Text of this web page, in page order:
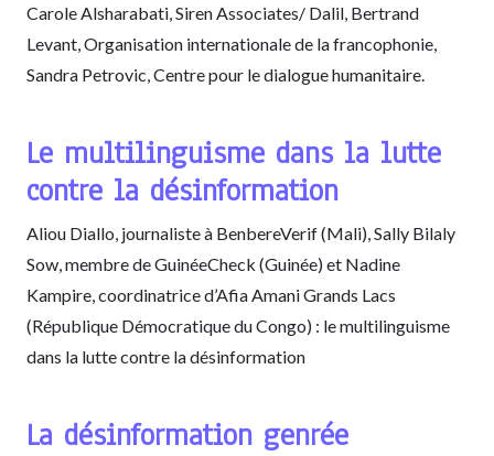
Carole Alsharabati, Siren Associates/ Dalil, Bertrand
Levant, Organisation internationale de la francophonie,
Sandra Petrovic, Centre pour le dialogue humanitaire.
Le multilinguisme dans la lutte
contre la désinformation
Aliou Diallo, journaliste à BenbereVerif (Mali), Sally Bilaly
Sow, membre de GuinéeCheck (Guinée) et Nadine
Kampire, coordinatrice d’Afia Amani Grands Lacs
(République Démocratique du Congo) : le multilinguisme
dans la lutte contre la désinformation
La désinformation genrée